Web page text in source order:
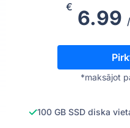
€ 6.99
*maksājot
100 GB SSD diska